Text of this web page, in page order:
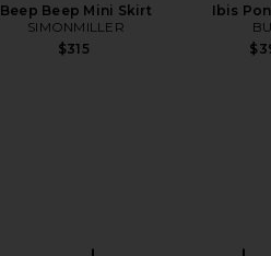
Beep Beep Mini Skirt
SIMONMILLER
$315
Ibis